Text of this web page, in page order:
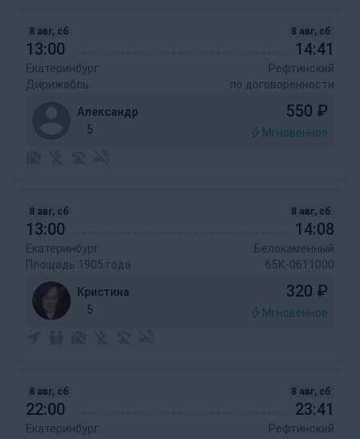
13:00
8 авг, сб
Екатеринбург
Дирижабль
14:41
8 авг, сб
Рефтинский
по договоренности
Александр
5
550 ₽
Мгновенное
13:00
8 авг, сб
Екатеринбург
Площадь 1905 года
14:08
8 авг, сб
Белокаменный
65К-0611000
Кристина
5
320 ₽
Мгновенное
22:00
8 авг, сб
Екатеринбург
23:41
8 авг, сб
Рефтинский